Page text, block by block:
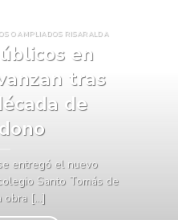
O AMPLIADOS RISARALDA
en
tras
de
entregó el nuevo
Santo Tomás de
obra [...]